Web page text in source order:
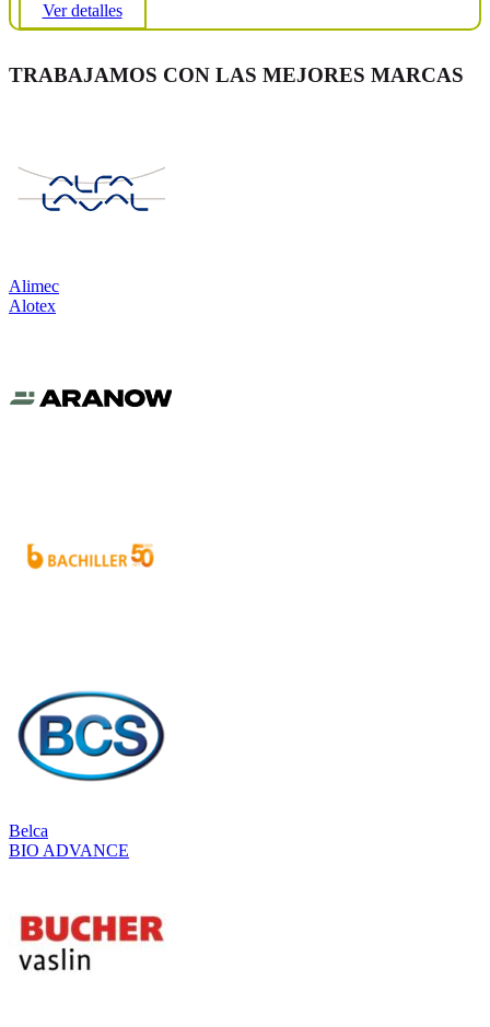
Ver detalles
TRABAJAMOS CON LAS MEJORES MARCAS
Alimec
Alotex
Belca
BIO ADVANCE